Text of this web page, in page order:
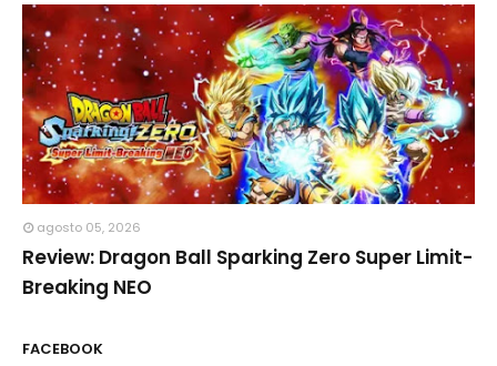
agosto 05, 2026
Review: Dragon Ball Sparking Zero Super Limit-
Breaking NEO
FACEBOOK